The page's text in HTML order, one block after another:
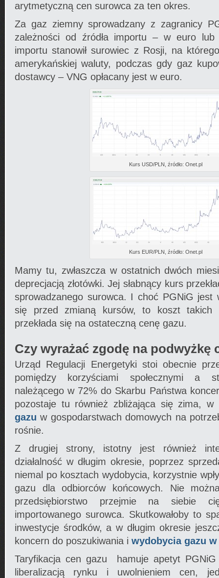
arytmetyczną cen surowca za ten okres.
Za gaz ziemny sprowadzany z zagranicy
zależności od źródła importu – w euro lub
importu stanowił surowiec z Rosji, na
amerykańskiej waluty, podczas gdy gaz
dostawcy – VNG opłacany jest w euro.
Kurs USD/PLN, źródło: Onet.pl
Kurs EUR/PLN, źródło: Onet.pl
Mamy tu, zwłaszcza w ostatnich dwóch
deprecjacją złotówki. Jej słabnący kurs
sprowadzanego surowca. I choć PGNiG jest
się przed zmianą kursów, to koszt takich
przekłada się na ostateczną cenę gazu.
Czy wyrażać zgodę na podwyżkę
Urząd Regulacji Energetyki stoi obecnie
pomiędzy korzyściami społecznymi a
należącego w 72% do Skarbu Państwa
pozostaje tu również zbliżająca się zima,
gazu w gospodarstwach domowych na
rośnie.
Z drugiej strony, istotny jest również
działalność w długim okresie, poprzez
niemal po kosztach wydobycia, korzystnie
gazu dla odbiorców końcowych. Nie
przedsiębiorstwo przejmie na siebie
importowanego surowca. Skutkowałoby to
inwestycje środków, a w długim okresie
koncern do poszukiwania i wydobycia gazu
Taryfikacja cen gazu hamuje apetyt
liberalizacją rynku i uwolnieniem cen,